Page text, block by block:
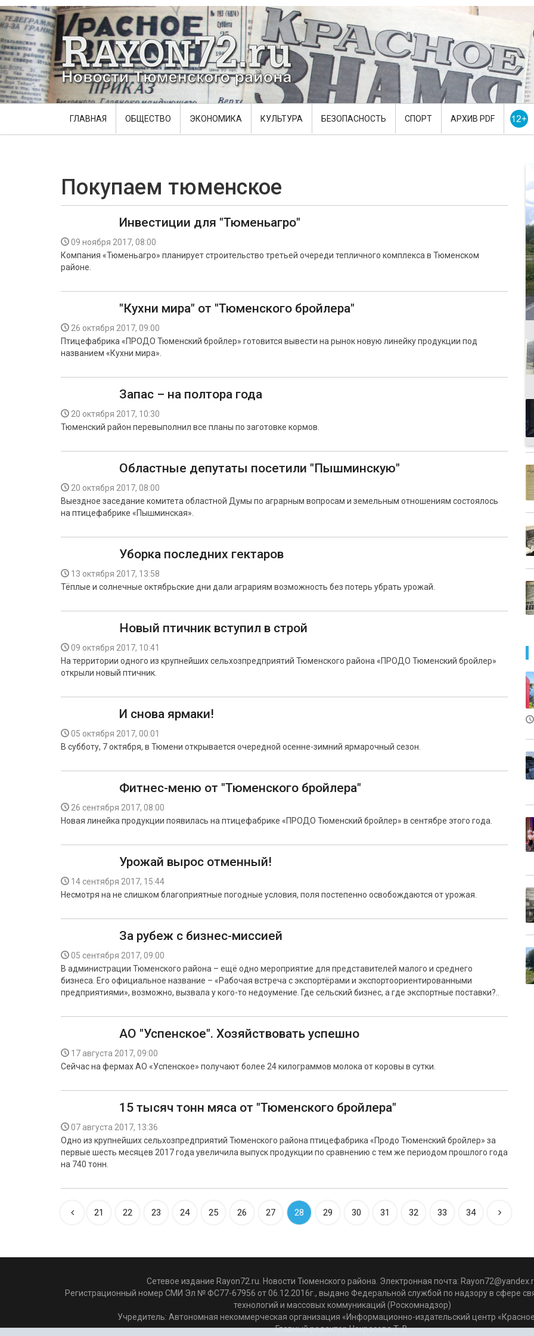
ГЛАВНАЯ ОБЩЕСТВО ЭКОНОМИКА КУЛЬТУРА БЕЗОПАСНОСТЬ СПОРТ АРХИВ PDF
Покупаем тюменское
Инвестиции для "Тюменьагро"
09 ноября 2017, 08:00
Компания «Тюменьагро» планирует строительство третьей очереди тепличного комплекса в Тюменском
районе.
"Кухни мира" от "Тюменского бройлера"
26 октября 2017, 09:00
Птицефабрика «ПРОДО Тюменский бройлер» готовится вывести на рынок новую линейку продукции под
названием «Кухни мира».
Запас – на полтора года
20 октября 2017, 10:30
Тюменский район перевыполнил все планы по заготовке кормов.
Областные депутаты посетили "Пышминскую"
20 октября 2017, 08:00
Выездное заседание комитета областной Думы по аграрным вопросам и земельным отношениям состоялось
на птицефабрике «Пышминская».
Уборка последних гектаров
13 октября 2017, 13:58
Тёплые и солнечные октябрьские дни дали аграриям возможность без потерь убрать урожай.
Новый птичник вступил в строй
09 октября 2017, 10:41
На территории одного из крупнейших сельхозпредприятий Тюменского района «ПРОДО Тюменский бройлер»
открыли новый птичник.
И снова ярмаки!
05 октября 2017, 00:01
В субботу, 7 октября, в Тюмени открывается очередной осенне-зимний ярмарочный сезон.
Фитнес-меню от "Тюменского бройлера"
26 сентября 2017, 08:00
Новая линейка продукции появилась на птицефабрике «ПРОДО Тюменский бройлер» в сентябре этого года.
Урожай вырос отменный!
14 сентября 2017, 15:44
Несмотря на не слишком благоприятные погодные условия, поля постепенно освобождаются от урожая.
За рубеж с бизнес-миссией
05 сентября 2017, 09:00
В администрации Тюменского района – ещё одно мероприятие для представителей малого и среднего
бизнеса. Его официальное название – «Рабочая встреча с экспортёрами и экспортоориентированными
предприятиями», возможно, вызвала у кого-то недоумение. Где сельский бизнес, а где экспортные поставки?..
АО "Успенское". Хозяйствовать успешно
17 августа 2017, 09:00
Сейчас на фермах АО «Успенское» получают более 24 килограммов молока от коровы в сутки.
15 тысяч тонн мяса от "Тюменского бройлера"
07 августа 2017, 13:36
Одно из крупнейших сельхозпредприятий Тюменского района птицефабрика «Продо Тюменский бройлер» за
первые шесть месяцев 2017 года увеличила выпуск продукции по сравнению с тем же периодом прошлого года
на 740 тонн.
21 22 23 24 25 26 27 28 29 30 31 32 33 34
Сетевое издание Rayon72.ru. Новости Тюменского района. Электронная почта:
Регистрационный номер СМИ Эл № ФС77-67956 от 06.12.2016г., выдано Федеральной службой по надзору в сфере
технологий и массовых коммуникаций (Роскомнадзор)
Учредитель: Автономная некоммерческая организация «Информационно-издательский центр
Главный редактор Некрасова Т. В.